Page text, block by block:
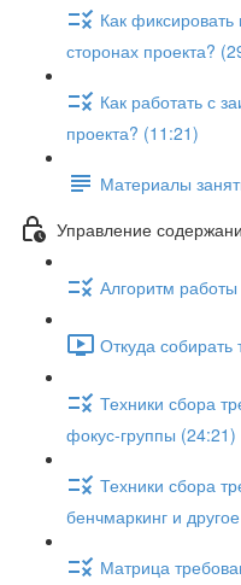
Как
сторонах проекта?
Как работать с
проекта? (11:21)
Материалы
Управление
Алгоритм
Откуда
Техники сбора
фокус-группы (24:21)
Техники сбора
бенчмаркинг и
Матрица